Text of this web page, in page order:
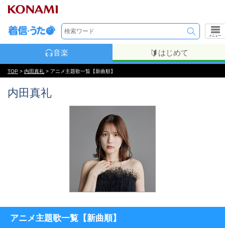
メニュー
音楽 はじめて
TOP > 内田真礼 > アニメ主題歌一覧【新曲順】
内田真礼
アニメ主題歌一覧【新曲順】